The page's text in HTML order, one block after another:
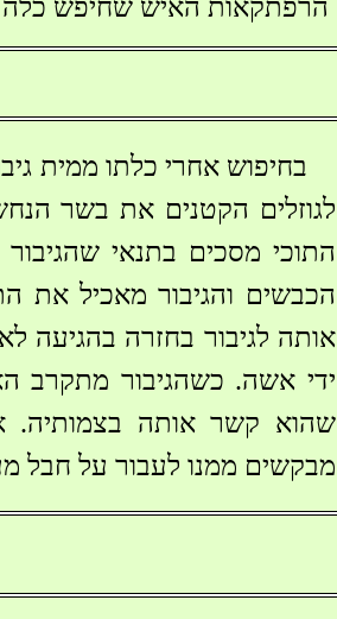
הרפתקאות האיש שחיפש כלה
לגוזלים הקטנים את בשר
הכבשים והגיבור מאכיל את
ידי אשה. כשהגיבור מתקרב
שהוא קשר אותה בצמותיה.
מבקשים ממנו לעבור על חבל